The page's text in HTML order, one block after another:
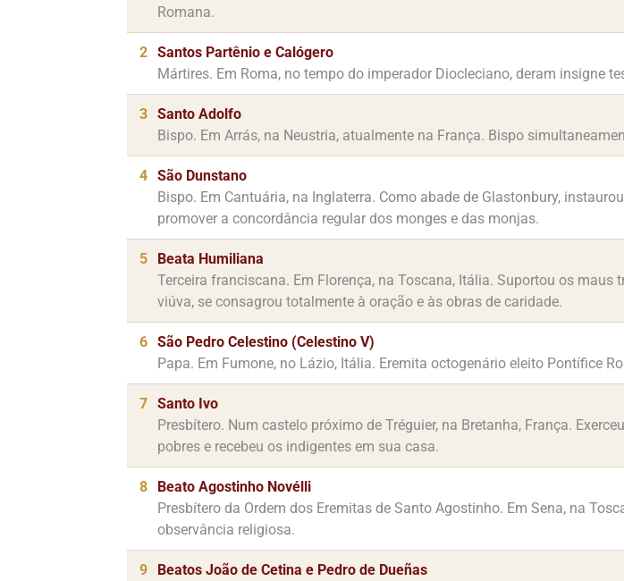
Romana.
2 Santos Partênio e Calógero
Mártires. Em Roma, no tempo do imperador Diocleciano, deram insigne
3 Santo Adolfo
Bispo. Em Arrás, na Neustria, atualmente na França. Bispo
4 São Dunstano
Bispo. Em Cantuária, na Inglaterra. Como abade de Glastonbury,
promover a concordância regular dos monges e das monjas.
5
Beata Humiliana
Terceira franciscana. Em Florença, na Toscana, Itália. Suportou os
viúva, se consagrou totalmente à oração e às obras de caridade.
6 São Pedro Celestino (Celestino V)
Papa. Em Fumone, no Lázio, Itália. Eremita octogenário eleito Pontífice
7 Santo Ivo
Presbítero. Num castelo próximo de Tréguier, na Bretanha, França.
pobres e recebeu os indigentes em sua casa.
8
Beato Agostinho Novélli
Presbítero da Ordem dos Eremitas de Santo Agostinho. Em Sena, na
observância religiosa.
9
Beatos João de Cetina e Pedro de Dueñas